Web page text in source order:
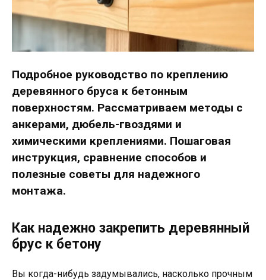
Подробное руководство по креплению
деревянного бруса к бетонным
поверхностям. Рассматриваем методы с
анкерами, дюбель-гвоздями и
химическими креплениями. Пошаговая
инструкция, сравнение способов и
полезные советы для надежного
монтажа.
Как надежно закрепить деревянный
брус к бетону
Вы когда-нибудь задумывались, насколько прочным